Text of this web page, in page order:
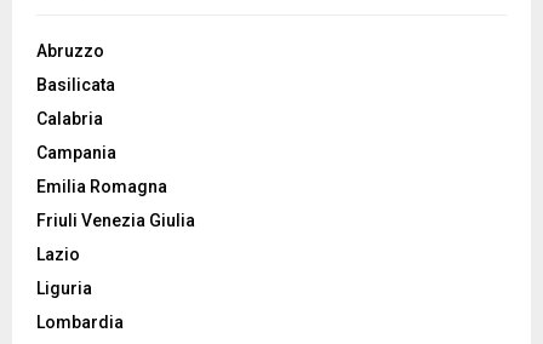
Abruzzo
Basilicata
Calabria
Campania
Emilia Romagna
Friuli Venezia Giulia
Lazio
Liguria
Lombardia